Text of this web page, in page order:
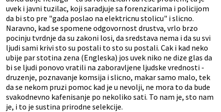
uvek i javni tuzilac, koji saradjuje sa forenzicarima i policijom
da bi sto pre "gada poslao na elektricnu stolicu" i slicno.
Naravno, kad se spomene odgovornost drustva, vrlo brzo
pocinju tvrdnje da su zakoni losi, da sredstava nema i da su svi
ljudi sami krivi sto su postali to sto su postali. Cak i kad neko
ubije par stotina zena (Engleska) jos uvek niko ne dize glas da
bi se ljudi ponovo vratili na zaboravljene ljudske vrednosti -
druzenje, poznavanje komsija i slicno, makar samo malo, tek
da se nekom pruzi pomoc kad je u nevolji, ne mora to da bude
svakodnevno kafenisanje po nekoliko sati. To nam je, sto nam
je, i to je sustina prirodne selekcije.